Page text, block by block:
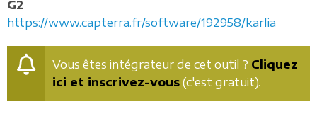
G2
https://www.capterra.fr/software/192958/karlia
Vous êtes intégrateur de cet outil ? Cliquez
ici et inscrivez-vous (c'est gratuit).